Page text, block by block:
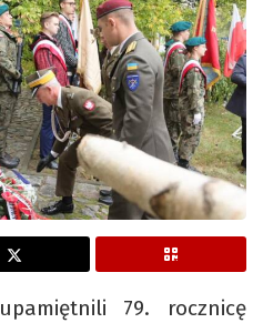
79. rocznicę